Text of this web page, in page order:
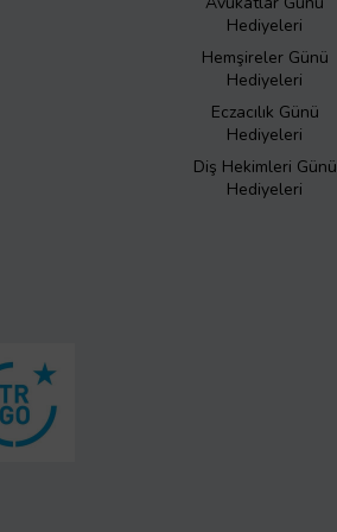
Hediyeleri
Hemşireler Günü
Hediyeleri
Eczacılık Günü
Hediyeleri
Diş Hekimleri Günü
Hediyeleri